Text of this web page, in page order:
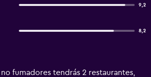
9,2
8,2
fumadores tendrás 2 restaurantes,